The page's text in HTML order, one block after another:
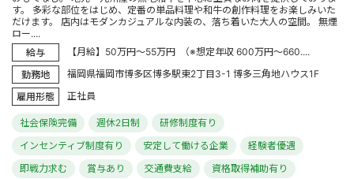
す。 多彩な部位をはじめ、定番の単品料理や和牛の創作料理をお楽しみいた
だけます。 店内はモダンカジュアルな内装の、落ち着いた大人の空間。 無煙
ロー....
給与
【月給】50万円～55万円 （※想定年収 600万円～660....
勤務地
福岡県福岡市博多区博多駅東2丁目3-1 博多三角地ハウス1F
雇用形態
正社員
社会保険完備 週休2日制
研修制度有り
インセンティブ制度有り
安定して働ける企業
経験者優遇
即戦力求む
賞与あり 交通費支給
資格取得補助有り